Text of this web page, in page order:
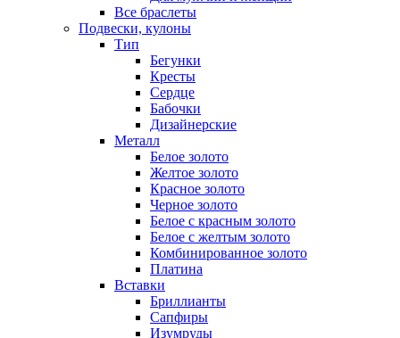
Все браслеты
Подвески, кулоны
Тип
Бегунки
Кресты
Сердце
Бабочки
Дизайнерские
Металл
Белое золото
Желтое золото
Красное золото
Черное золото
Белое с красным золото
Белое с желтым золото
Комбинированное золото
Платина
Вставки
Бриллианты
Сапфиры
Изумруды